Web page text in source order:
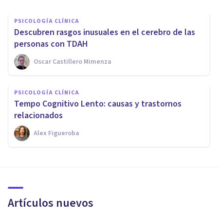
PSICOLOGÍA CLÍNICA
Descubren rasgos inusuales en el cerebro de las
personas con TDAH
Oscar Castillero Mimenza
PSICOLOGÍA CLÍNICA
Tempo Cognitivo Lento: causas y trastornos
relacionados
Alex Figueroba
Artículos nuevos